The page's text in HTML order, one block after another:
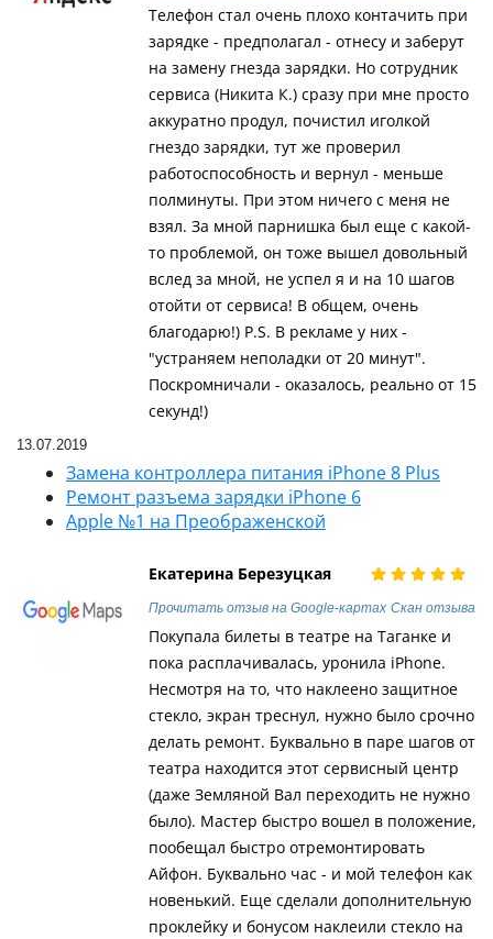
Телефон стал очень плохо контачить при
зарядке - предполагал - отнесу и заберут
на замену гнезда зарядки. Но сотрудник
сервиса (Никита К.) сразу при мне просто
аккуратно продул, почистил иголкой
гнездо зарядки, тут же проверил
работоспособность и вернул - меньше
полминуты. При этом ничего с меня не
взял. За мной парнишка был еще с какой-
то проблемой, он тоже вышел довольный
вслед за мной, не успел я и на 10 шагов
отойти от сервиса! В общем, очень
благодарю!) P.S. В рекламе у них -
"устраняем неполадки от 20 минут".
Поскромничали - оказалось, реально от 15
секунд!)
13.07.2019
Замена контроллера питания iPhone 8 Plus
Ремонт разъема зарядки iPhone 6
Apple №1 на Преображенской
Екатерина Березуцкая
Прочитать отзыв на Google-картах Скан отзыва
Покупала билеты в театре на Таганке и
пока расплачивалась, уронила iPhone.
Несмотря на то, что наклеено защитное
стекло, экран треснул, нужно было срочно
делать ремонт. Буквально в паре шагов от
театра находится этот сервисный центр
(даже Земляной Вал переходить не нужно
было). Мастер быстро вошел в положение,
пообещал быстро отремонтировать
Айфон. Буквально час - и мой телефон как
новенький. Еще сделали дополнительную
проклейку и бонусом наклеили стекло на